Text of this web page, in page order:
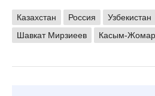
Казахстан Россия Узбекистан
Шавкат Мирзиеев
Касым-